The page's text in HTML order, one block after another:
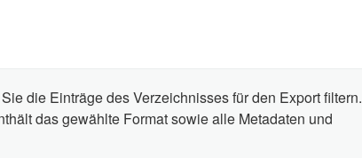
die Einträge des Verzeichnisses für den Export filtern.
das gewählte Format sowie alle Metadaten und